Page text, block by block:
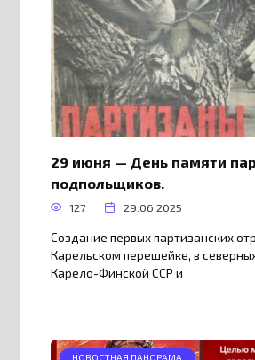
29 июня — День памяти
подпольщиков.
127 29.06.2025
Создание первых партизанских
Карельском перешейке, в
Карело-Финской ССР и
НОВОСТНАЯ ПАНОРАМА